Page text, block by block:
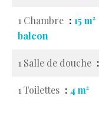
1 Chambre 15 m²
balcon
1 Salle de douche
1 Toilettes 4 m²